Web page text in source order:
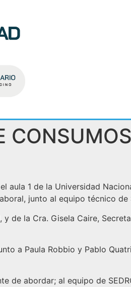
CONSUMOS
aula 1 de la Universidad
junto al equipo técnico de
de la Cra. Gisela Caire,
a Paula Robbio y Pablo
de abordar; al equipo de